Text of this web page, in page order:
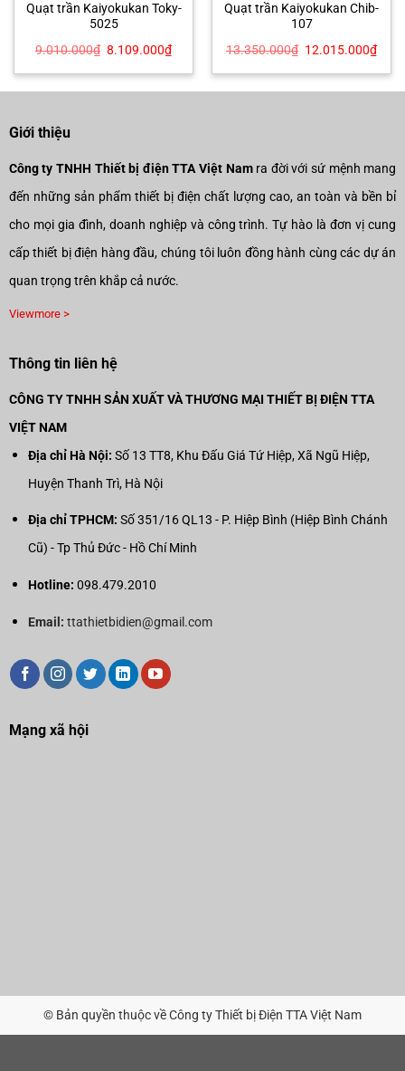
Quạt trần Kaiyokukan Toky-
5025
9.010.000₫ Giá
là:
8.109.000₫Giá
hiện
tại
8.109.000₫.
Quạt trần Kaiyokukan Chib-
107
13.350.000₫ Giá
là:
12.015.000₫Giá
hiện
tại
Giới thiệu
Công ty TNHH Thiết bị điện TTA Việt Namra đời với sứ mệnh mang
đến những sản phẩm thiết bị điện chất lượng cao, an toàn và bền bỉ
cho mọi gia đình, doanh nghiệp và công trình. Tự hào là đơn vị cung
cấp thiết bị điện hàng đầu, chúng tôi luôn đồng hành cùng các dự án
quan trọng trên khắp cả nước.
Viewmore >
Thông tin liên hệ
CÔNG TY TNHH SẢN XUẤT VÀ THƯƠNG MẠI THIẾT BỊ ĐIỆN TTA
VIỆT NAM
Địa chỉ Hà Nội: Số 13 TT8, Khu Đấu Giá Tứ Hiệp, Xã Ngũ Hiệp,
Huyện Thanh Trì, Hà Nội
Địa chỉ TPHCM: Số 351/16 QL13 - P. Hiệp Bình (Hiệp Bình Chánh
Cũ) - Tp Thủ Đức - Hồ Chí Minh
Hotline: 098.479.2010
Email: ttathietbidien@gmail.com
Mạng xã hội
© Bản quyền thuộc về Công ty Thiết bị Điện TTA Việt Nam